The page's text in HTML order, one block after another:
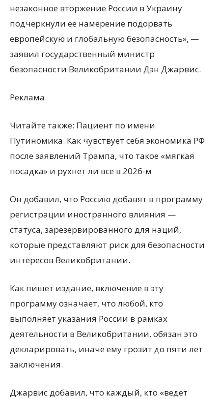
незаконное вторжение России в Украину
подчеркнули ее намерение подорвать
европейскую и глобальную безопасность», —
заявил государственный министр
безопасности Великобритании Дэн Джарвис.
Реклама
Читайте также: Пациент по имени
Путиномика. Как чувствует себя экономика РФ
после заявлений Трампа, что такое «мягкая
посадка» и рухнет ли все в 2026-м
Он добавил, что Россию добавят в программу
регистрации иностранного влияния —
статуса, зарезервированного для наций,
которые представляют риск для безопасности
интересов Великобритании.
Как пишет издание, включение в эту
программу означает, что любой, кто
выполняет указания России в рамках
деятельности в Великобритании, обязан это
декларировать, иначе ему грозит до пяти лет
заключения.
Джарвис добавил, что каждый, кто «ведет